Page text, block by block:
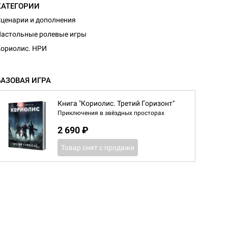
и дополнения
ролевые игры
НРИ
ИГРА
Книга "Кориолис. Третий Горизонт"
Приключения в звёздных просторах
2 690 ₽
Товар снят с продажи